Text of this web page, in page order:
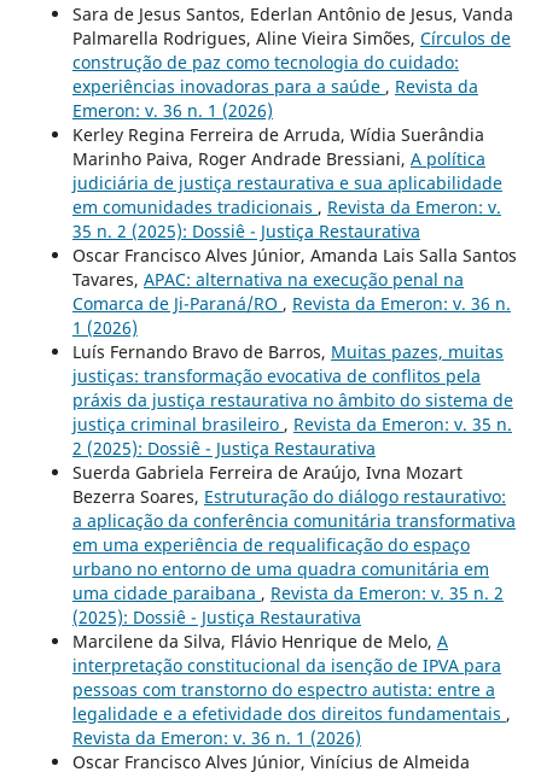
Sara de Jesus Santos, Ederlan Antônio de Jesus, Vanda
Palmarella Rodrigues, Aline Vieira Simões, Círculos de
construção de paz como tecnologia do cuidado:
experiências inovadoras para a saúde , Revista da
Emeron: v. 36 n. 1 (2026)
Kerley Regina Ferreira de Arruda, Wídia Suerândia
Marinho Paiva, Roger Andrade Bressiani, A política
judiciária de justiça restaurativa e sua aplicabilidade
em comunidades tradicionais , Revista da Emeron: v.
35 n. 2 (2025): Dossiê - Justiça Restaurativa
Oscar Francisco Alves Júnior, Amanda Lais Salla Santos
Tavares, APAC: alternativa na execução penal na
Comarca de Ji-Paraná/RO , Revista da Emeron: v. 36 n.
1 (2026)
Luís Fernando Bravo de Barros, Muitas pazes, muitas
justiças: transformação evocativa de conflitos pela
práxis da justiça restaurativa no âmbito do sistema de
justiça criminal brasileiro , Revista da Emeron: v. 35 n.
2 (2025): Dossiê - Justiça Restaurativa
Suerda Gabriela Ferreira de Araújo, Ivna Mozart
Bezerra Soares, Estruturação do diálogo restaurativo:
a aplicação da conferência comunitária transformativa
em uma experiência de requalificação do espaço
urbano no entorno de uma quadra comunitária em
uma cidade paraibana , Revista da Emeron: v. 35 n. 2
(2025): Dossiê - Justiça Restaurativa
Marcilene da Silva, Flávio Henrique de Melo, A
interpretação constitucional da isenção de IPVA para
pessoas com transtorno do espectro autista: entre a
legalidade e a efetividade dos direitos fundamentais ,
Revista da Emeron: v. 36 n. 1 (2026)
Oscar Francisco Alves Júnior, Vinícius de Almeida